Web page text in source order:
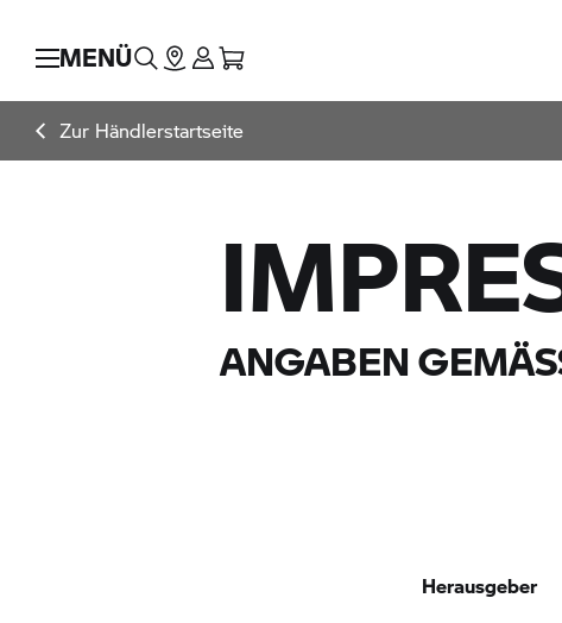
MENÜ
Zur Händlerstartseite
ANGABEN
Herausgeber